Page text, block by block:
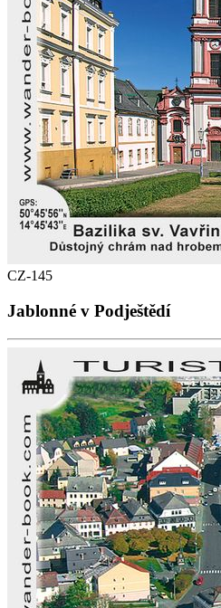
CZ-145
Jablonné v Podještědí